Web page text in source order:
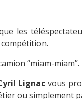
les
“miam-miam”.
Lignac vous
ou simplement